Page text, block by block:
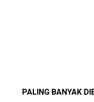
PALING BANYAK